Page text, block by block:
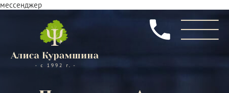
мессенджер